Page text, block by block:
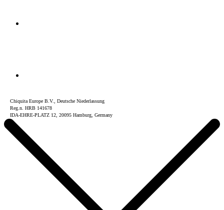
Chiquita Europe B.V., Deutsche Niederlassung
Reg.n. HRB 141678
IDA-EHRE-PLATZ 12, 20095 Hamburg, Germany